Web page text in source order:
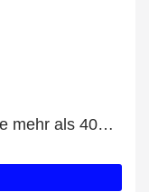
Neueste Angebote - Erhalten Sie mehr als 40% Rabatt auf Crullé Luring C2-P12